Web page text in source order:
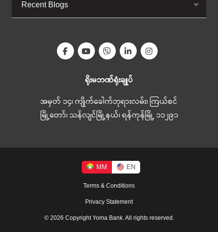
Recent Blogs
ရိုးမဘဏ်ရုံးချုပ်
အမှတ် ၁၄၊ ကျိုက်ခေါက်ဘုရားလမ်း၊ ကြယ်စင်
မြို့တော်၊ သန်လျင်မြို့နယ်၊ ရန်ကုန်မြို့ ၁၁၂၉၁
Terms & Conditions
Privacy Statement
© 2026 Copyright Yoma Bank. All rights reserved.
MM EN